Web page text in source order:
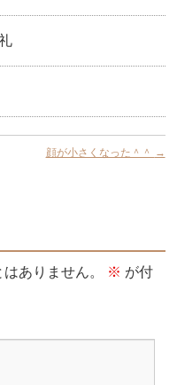
顔が小さくなった＾＾ →
ありません。 ※ が付